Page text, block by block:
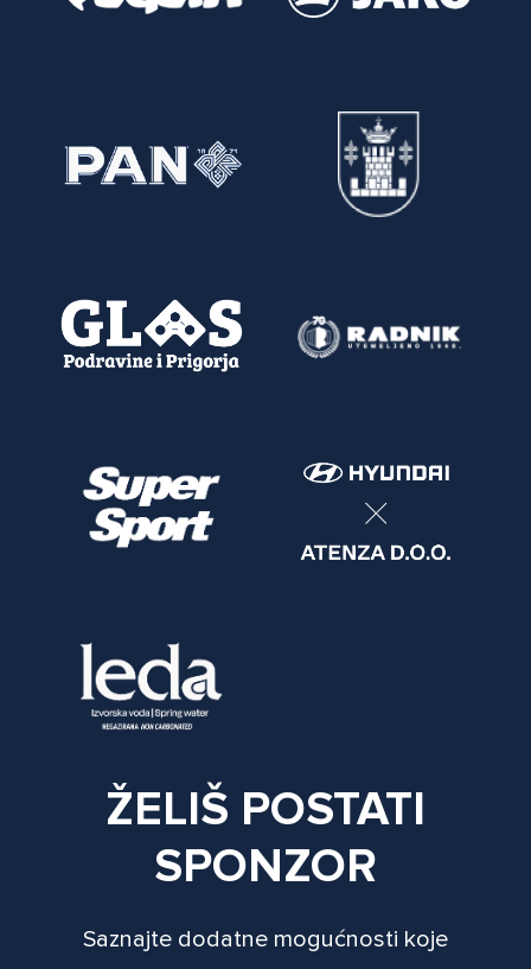
ŽELIŠ POSTATI
SPONZOR
Saznajte dodatne mogućnosti koje